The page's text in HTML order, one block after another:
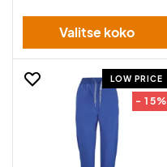
Valitse koko
LOW PRICE
- 15%